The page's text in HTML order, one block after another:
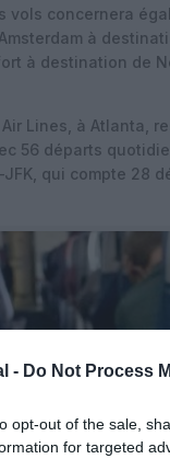
- Do Not Process
opt-out of the sale,
for targeted
vols concernera
à
à destination de
Lines, à Atlanta,
56 départs
qui compte 28